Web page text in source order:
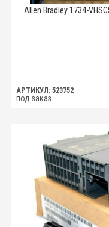
Allen Bradley 1734-
АРТИКУЛ: 523752
под заказ